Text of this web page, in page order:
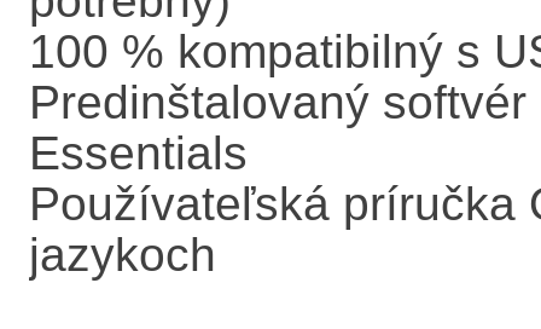
100 % kompatibilný s
Predinštalovaný
Essentials
Používateľská príručka
jazykoch